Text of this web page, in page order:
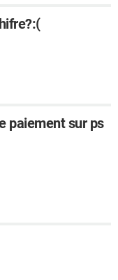
paiement sur ps